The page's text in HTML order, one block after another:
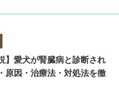
】愛犬が腎臓病と診断され
原因・治療法・対処法を徹